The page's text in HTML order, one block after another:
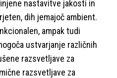
nastavitve jakosti in
dih jemajoč ambient.
ampak tudi
ustvarjanje različnih
razsvetljave za
razsvetljave za